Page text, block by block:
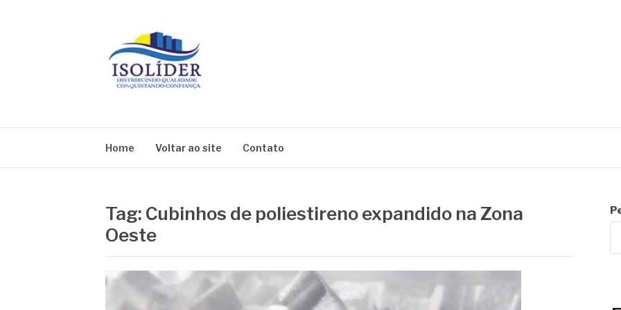
Home Voltar ao site Contato
Tag: Cubinhos de poliestireno expandido na Zona
Oeste